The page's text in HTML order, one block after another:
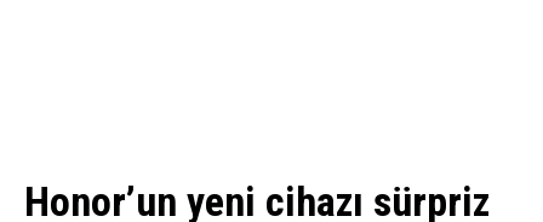
Honor’un yeni cihazı sürpriz